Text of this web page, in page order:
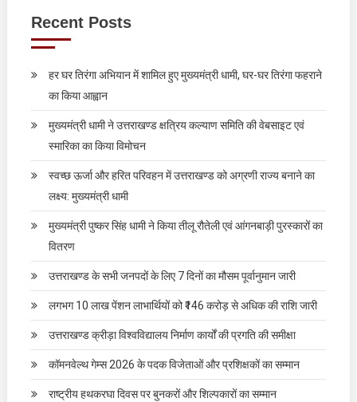
Recent Posts
हर घर तिरंगा अभियान में शामिल हुए मुख्यमंत्री धामी, घर-घर तिरंगा फहराने
का किया आह्वान
मुख्यमंत्री धामी ने उत्तराखण्ड क्षत्रिय कल्याण समिति की वेबसाइट एवं
स्मारिका का किया विमोचन
स्वच्छ ऊर्जा और हरित परिवहन में उत्तराखण्ड को अग्रणी राज्य बनाने का
लक्ष्य: मुख्यमंत्री धामी
मुख्यमंत्री पुष्कर सिंह धामी ने किया तीलू रौतेली एवं आंगनबाड़ी पुरस्कारों का
वितरण
उत्तराखण्ड के सभी जनपदों के लिए 7 दिनों का मौसम पूर्वानुमान जारी
लगभग 10 लाख पेंशन लाभार्थियों को ₹146 करोड़ से अधिक की राशि जारी
उत्तराखण्ड क्रीड़ा विश्वविद्यालय निर्माण कार्यों की प्रगति की समीक्षा
कॉमनवेल्थ गेम्स 2026 के पदक विजेताओं और प्रशिक्षकों का सम्मान
राष्ट्रीय हथकरघा दिवस पर बुनकरों और शिल्पकारों का सम्मान